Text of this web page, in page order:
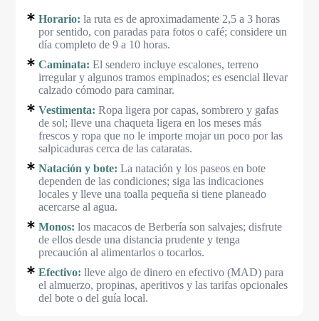
Horario: la ruta es de aproximadamente 2,5 a 3 horas
por sentido, con paradas para fotos o café; considere un
día completo de 9 a 10 horas.
Caminata: El sendero incluye escalones, terreno
irregular y algunos tramos empinados; es esencial llevar
calzado cómodo para caminar.
Vestimenta: Ropa ligera por capas, sombrero y gafas
de sol; lleve una chaqueta ligera en los meses más
frescos y ropa que no le importe mojar un poco por las
salpicaduras cerca de las cataratas.
Natación y bote: La natación y los paseos en bote
dependen de las condiciones; siga las indicaciones
locales y lleve una toalla pequeña si tiene planeado
acercarse al agua.
Monos: los macacos de Berbería son salvajes; disfrute
de ellos desde una distancia prudente y tenga
precaución al alimentarlos o tocarlos.
Efectivo: lleve algo de dinero en efectivo (MAD) para
el almuerzo, propinas, aperitivos y las tarifas opcionales
del bote o del guía local.